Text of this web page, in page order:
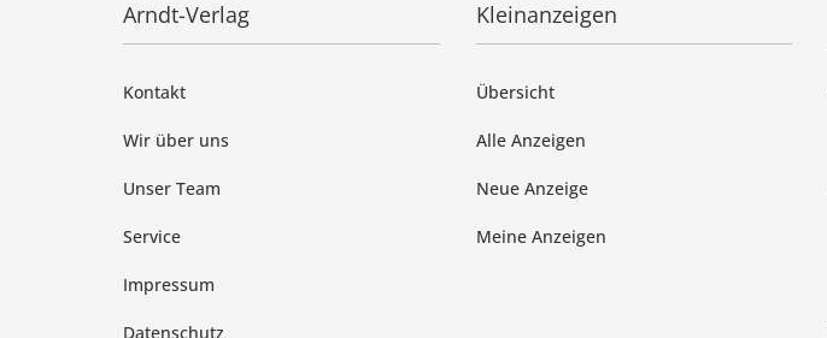
Arndt-Verlag
Kontakt
Wir über uns
Unser Team
Service
Impressum
Datenschutz
Kleinanzeigen
Übersicht
Alle Anzeigen
Neue Anzeige
Meine Anzeigen